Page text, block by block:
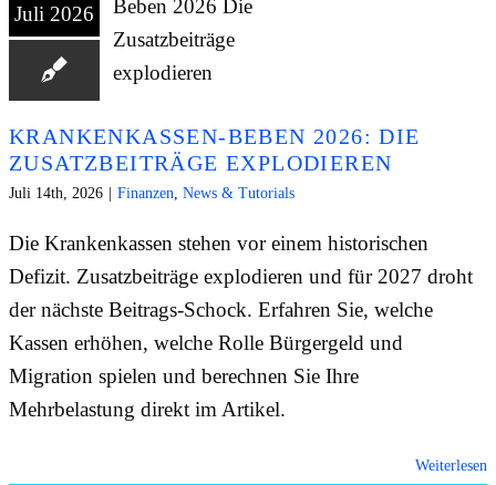
Juli 2026
KRANKENKASSEN-BEBEN 2026: DIE
ZUSATZBEITRÄGE EXPLODIEREN
Juli 14th, 2026 | Finanzen News & Tutorials
Die Krankenkassen stehen vor einem historischen
Defizit. Zusatzbeiträge explodieren und für 2027 droht
der nächste Beitrags-Schock. Erfahren Sie, welche
Kassen erhöhen, welche Rolle Bürgergeld und
Migration spielen und berechnen Sie Ihre
Mehrbelastung direkt im Artikel.
Weiterlesen